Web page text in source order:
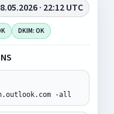
· 22:12 UTC
DKIM: OK
-all